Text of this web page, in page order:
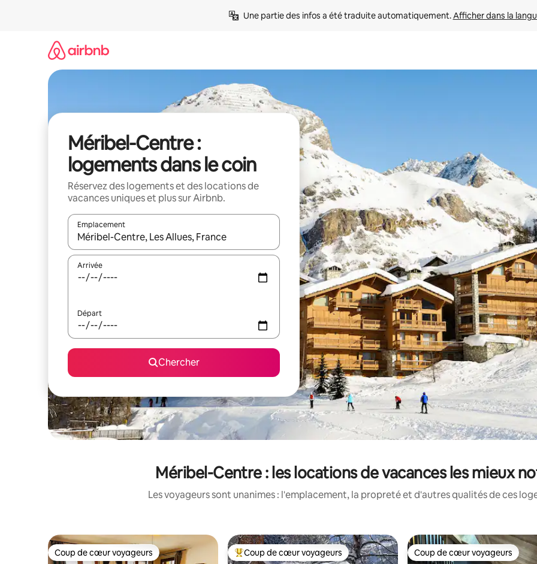
Une partie des infos a été traduite automatiquement. Afficher dans la
Méribel-Centre :
logements dans le coin
Réservez des logements et des locations de
vacances uniques et plus sur Airbnb.
Emplacement
Quand les résultats sont affichés, parcourez-les en utilisant les flèches vers le haut et vers le bas, ou en appuyant
Arrivée
Départ
Chercher
Méribel-Centre : les locations de vacances les mieux
Les voyageurs sont unanimes : l'emplacement, la propreté et d'autres qualités de ces
Coup de cœur voyageurs
Coup de cœur voyageurs Coup de cœur voyageurs parmi les plus aimés
Coup de cœur voyageurs Coup de cœur voyageurs
Coup de cœur voyageurs